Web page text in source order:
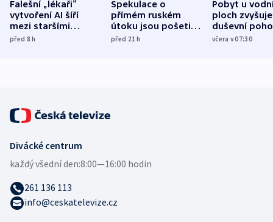
Falešní „lékaři“
vytvoření AI šíří
mezi staršími
Poláky nebezpečné
před 8h
Spekulace o
přímém ruském
útoku jsou pošetilé,
míní estonský
před 21h
Pobyt u
ploch zvyšuje
duševní
ukázala
včera v 07:30
Divácké centrum
každý všední den:8:00—16:00 hodin
261 136 113
info@ceskatelevize.cz